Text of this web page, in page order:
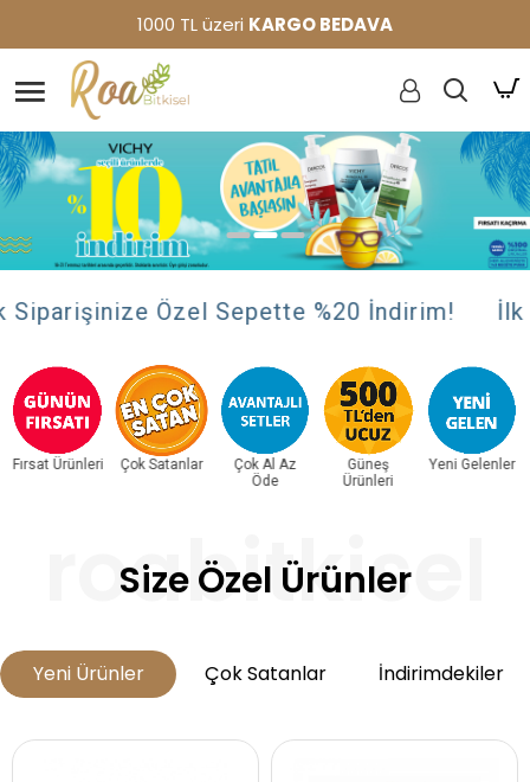
1000 TL üzeri KARGO BEDAVA
Özel Sepette %20 İndirim! İlk
Fırsat Ürünleri Çok Satanlar
Çok Al Az
Öde
Güneş
Ürünleri
Yeni Gelenler
Size Özel Ürünler
Yeni Ürünler Çok Satanlar İndirimdekiler